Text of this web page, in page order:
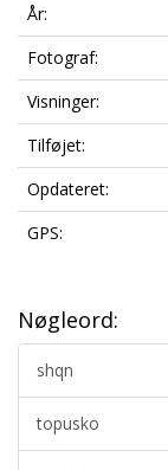
År:
Fotograf:
Visninger:
Tilføjet:
Opdateret:
GPS:
Nøgleord:
shqn
topusko